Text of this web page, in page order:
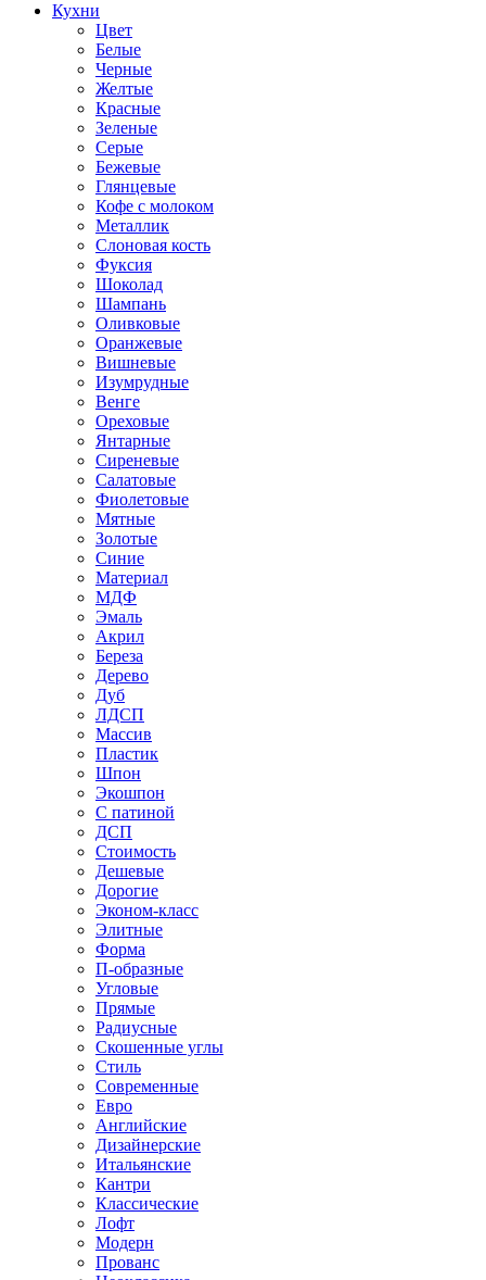
Кухни
Цвет
Белые
Черные
Желтые
Красные
Зеленые
Серые
Бежевые
Глянцевые
Кофе с молоком
Металлик
Слоновая кость
Фуксия
Шоколад
Шампань
Оливковые
Оранжевые
Вишневые
Изумрудные
Венге
Ореховые
Янтарные
Сиреневые
Салатовые
Фиолетовые
Мятные
Золотые
Синие
Материал
МДФ
Эмаль
Акрил
Береза
Дерево
Дуб
ЛДСП
Массив
Пластик
Шпон
Экошпон
С патиной
ДСП
Стоимость
Дешевые
Дорогие
Эконом-класс
Элитные
Форма
П-образные
Угловые
Прямые
Радиусные
Скошенные углы
Стиль
Современные
Евро
Английские
Дизайнерские
Итальянские
Кантри
Классические
Лофт
Модерн
Прованс